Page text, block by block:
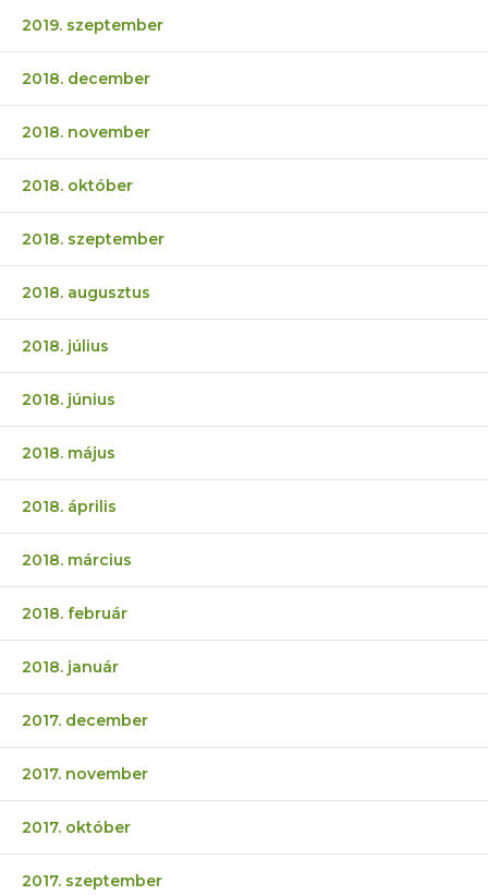
2019. szeptember
2018. december
2018. november
2018. október
2018. szeptember
2018. augusztus
2018. július
2018. június
2018. május
2018. április
2018. március
2018. február
2018. január
2017. december
2017. november
2017. október
2017. szeptember